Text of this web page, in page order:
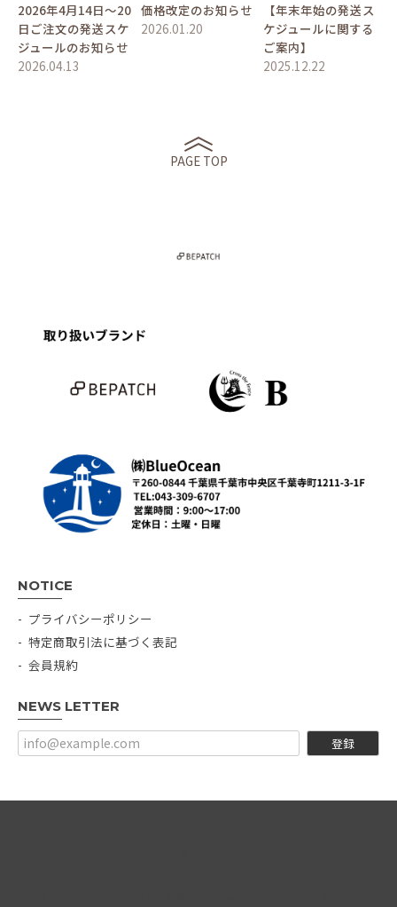
2026年4月14日〜20
日ご注文の発送スケ
ジュールのお知らせ
2026.04.13
価格改定のお知らせ
2026.01.20
【年末年始の発送ス
ケジュールに関する
ご案内】
2025.12.22
PAGE TOP
NOTICE
プライバシーポリシー
特定商取引法に基づく表記
会員規約
NEWS LETTER
登録